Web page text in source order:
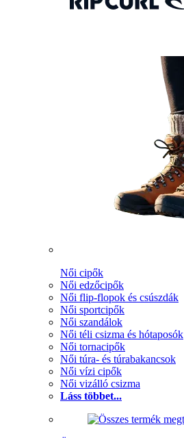
Női cipők
Női edzőcipők
Női flip-flopok és csúszdák
Női sportcipők
Női szandálok
Női téli csizma és hótaposók
Női tornacipők
Női túra- és túrabakancsok
Női vízi cipők
Női vizálló csizma
Láss többet...